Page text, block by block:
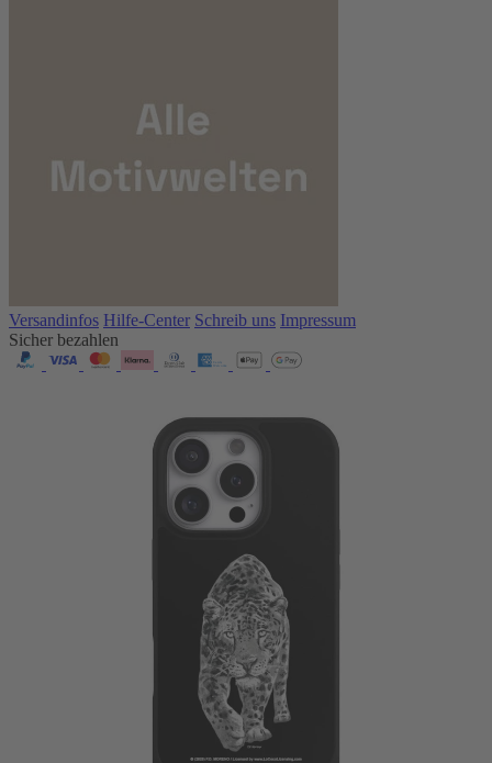
Versandinfos Hilfe-Center Schreib uns Impressum
Sicher bezahlen